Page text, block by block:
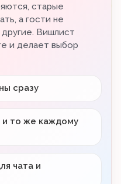
старые
а гости не
Вишлист
и делает выбор
сразу
и то же каждому
чата и